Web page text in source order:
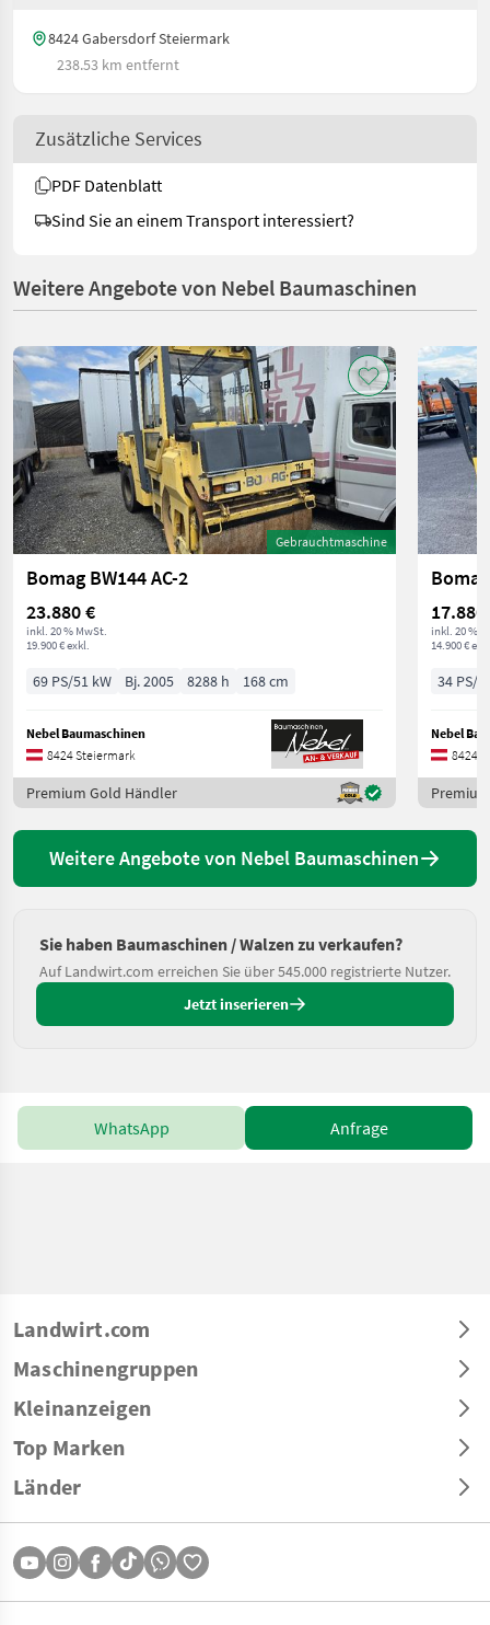
8424 Gabersdorf Steiermark
238.53 km entfernt
Zusätzliche Services
PDF Datenblatt
Sind Sie an einem Transport interessiert?
Weitere Angebote von Nebel Baumaschinen
Gebrauchtmaschine
Bomag BW144 AC-2
23.880 €
inkl. 20 % MwSt.
19.900 € exkl.
69 PS/51 kW Bj. 2005 8288 h 168 cm
Nebel Baumaschinen
8424 Steiermark
Premium Gold Händler
17.880
inkl. 20 %
14.900 €
34 PS/
Nebel
8424
Weitere Angebote von Nebel Baumaschinen
Sie haben Baumaschinen / Walzen zu verkaufen?
Auf Landwirt.com erreichen Sie über 545.000 registrierte Nutzer.
Jetzt inserieren
WhatsApp Anfrage
Landwirt.com
Maschinengruppen
Kleinanzeigen
Top Marken
Länder